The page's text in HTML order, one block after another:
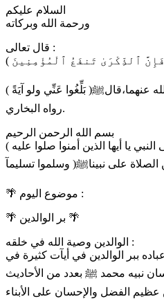
السلام عليكم
ورحمة الله وبركاته
قال تعالى :
عنهما،قالﷺ( بَلِّغُوا عَنِّي ولو آيَةً )
رواه البخاري.
بسم الله الرحمن الرحيم
( إن الله وملائكته يصلون على النبي يا أيها الذين أمنوا صلوا عليه
🌴 موضوع اليوم :
🌴 بر الوالدين 🌴
الوالدين وصية الله في خلقه :
ببر الوالدين في أيآت كثيرة في
نبيه محمد ﷺ بعدد من الأحاديث